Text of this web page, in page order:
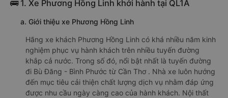
🚌 1. Xe Phương Hồng Linh khởi hành tại QL1A
a. Giới thiệu xe Phương Hồng Linh
Hãng xe khách Phương Hồng Linh có khá nhiều năm kinh
nghiệm phục vụ hành khách trên nhiều tuyến đường
khắp cả nước. Trong số đó, nổi bật nhất là tuyến đường
đi Bù Đăng - Bình Phước từ Cần Thơ . Nhà xe luôn hướng
đến mục tiêu cải thiện chất lượng dịch vụ nhằm đáp ứng
được nhu cầu ngày càng cao của hành khách. Nội thất